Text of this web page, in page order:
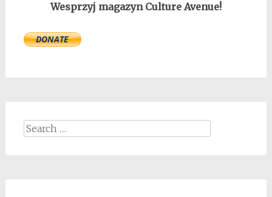
Wesprzyj magazyn Culture Avenue!
Search
for: